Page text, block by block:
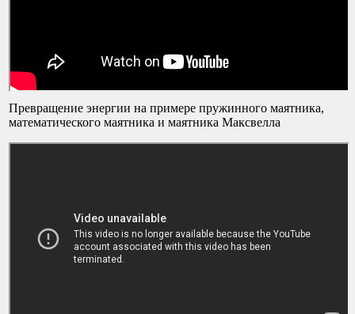
Превращение энергии на примере пружинного маятника,
математического маятника и маятника Максвелла